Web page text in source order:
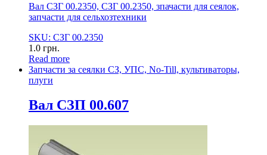
Вал СЗГ 00.2350, СЗГ 00.2350, зпачасти для сеялок,
запчасти для сельхозтехники
SKU: СЗГ 00.2350
1.0 грн.
Read more
Запчасти за сеялки СЗ, УПС, No-Till, культиваторы,
плуги
Вал СЗП 00.607